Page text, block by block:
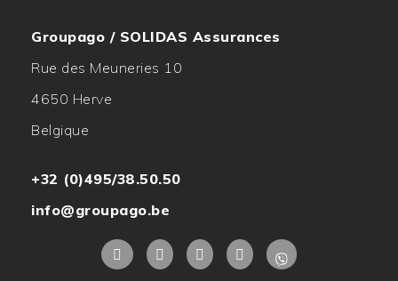
Groupago / SOLIDAS Assurances
Rue des Meuneries 10
4650 Herve
Belgique
+32 (0)495/38.50.50
info@groupago.be